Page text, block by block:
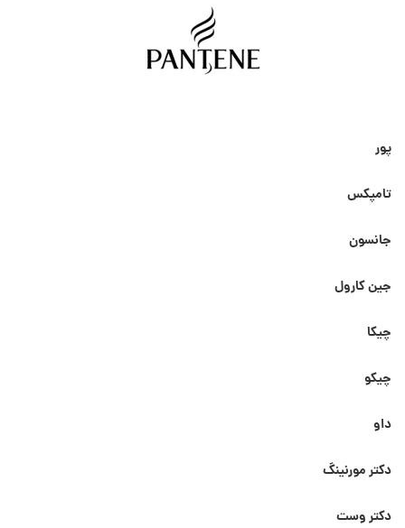
پور
تامپکس
جانسون
جین کارول
چیکا
چیکو
داو
دکتر مورنینگ
دکتر وست